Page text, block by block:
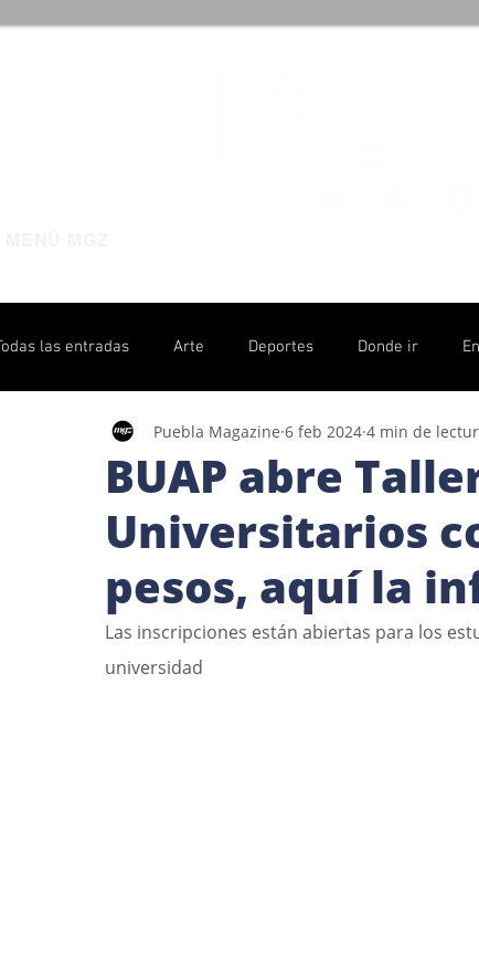
las entradas Arte Deportes Donde ir
Poblanas destacadas Pulso Político
BUAP abre
Universitarios
pesos, aquí la
Puebla Magazine 6 feb 2024 4 min de
Las inscripciones están abiertas para los
universidad